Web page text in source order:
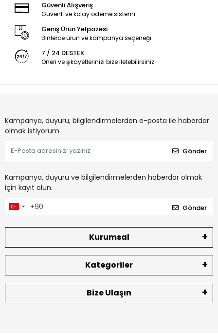
Güvenli Alışveriş
Güvenli ve kolay ödeme sistemi
Geniş Ürün Yelpazesi
Binlerce ürün ve kampanya seçeneği
7 / 24 DESTEK
Öneri ve şikayetlerinizi bize iletebilirsiniz.
Kampanya, duyuru, bilgilendirmelerden e-posta ile haberdar
olmak istiyorum.
Gönder
Kampanya, duyuru ve bilgilendirmelerden haberdar olmak
için kayıt olun.
Gönder
Kurumsal
Kategoriler
Bize Ulaşın